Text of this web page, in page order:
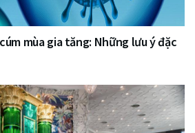
cúm mùa gia tăng: Những lưu ý đặc